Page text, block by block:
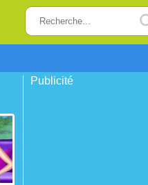
Publicité